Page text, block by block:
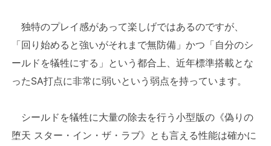
独特のプレイ感があって楽しげではあるのですが、
「回り始めると強いがそれまで無防備」かつ「自分のシ
ールドを犠牲にする」という都合上、近年標準搭載とな
ったSA打点に非常に弱いという弱点を持っています。
シールドを犠牲に大量の除去を行う小型版の《偽りの
堕天 スター・イン・ザ・ラブ》とも言える性能は確かに